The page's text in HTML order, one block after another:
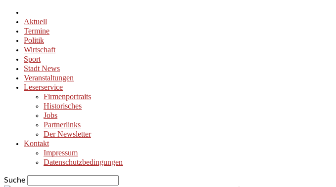
Aktuell
Termine
Politik
Wirtschaft
Sport
Stadt News
Veranstaltungen
Leserservice
Firmenportraits
Historisches
Jobs
Partnerlinks
Der Newsletter
Kontakt
Impressum
Datenschutzbedingungen
Suche